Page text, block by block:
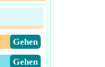
​Gehen
​Gehen